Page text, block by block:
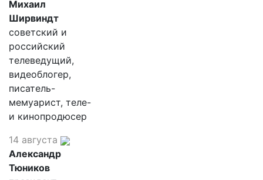
Михаил
Ширвиндт
советский и
российский
телеведущий,
видеоблогер,
писатель-
мемуарист, теле-
и кинопродюсер
14 августа
Александр
Тюников